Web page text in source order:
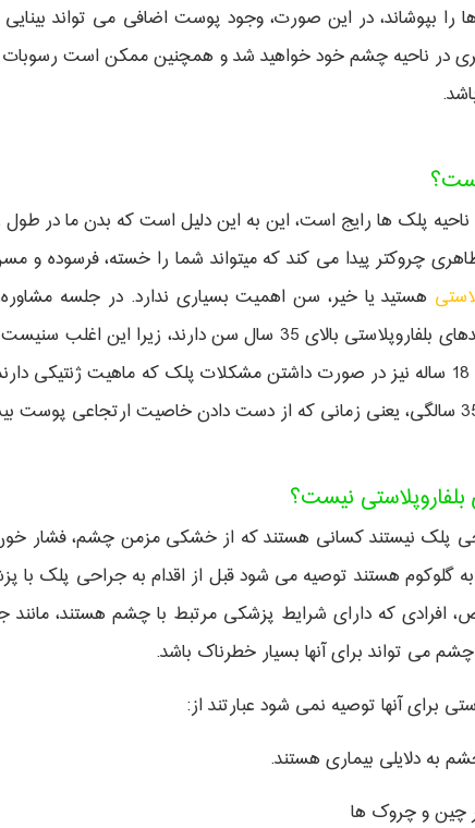
را بپوشاند، در این صورت، وجود پوست اضافی می تواند
در ناحیه چشم خود خواهید شد و همچنین ممکن است
پلک ها رایج است، این به این دلیل است که بدن ما در
چروکتر پیدا می کند که میتواند شما را خسته، فرسوده و
هستید یا خیر، سن اهمیت بسیاری ندارد. در جلسه
ارزیابی می کند، با این حال اکثر کاندیدهای بلفاروپلاستی
کشورها، این روش حتی برای بیماران 18 ساله نیز در صورت داشتن مشکلات
نیست؟
پلک نیستند کسانی هستند که از خشکی مزمن چشم، فشار خون
به گلوکوم هستند توصیه می شود قبل از اقدام به جراحی پلک
افرادی که دارای شرایط پزشکی مرتبط با چشم هستند، مانند
می تواند برای آنها بسیار خطرناک باشد.
برای آنها توصیه نمی شود عبارتند از:
دلایلی بیماری هستند.
چین و چروک ها